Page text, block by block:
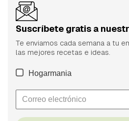
Suscríbete gratis a
Te enviamos cada semana a tu
las mejores recetas e ideas.
Hogarmania